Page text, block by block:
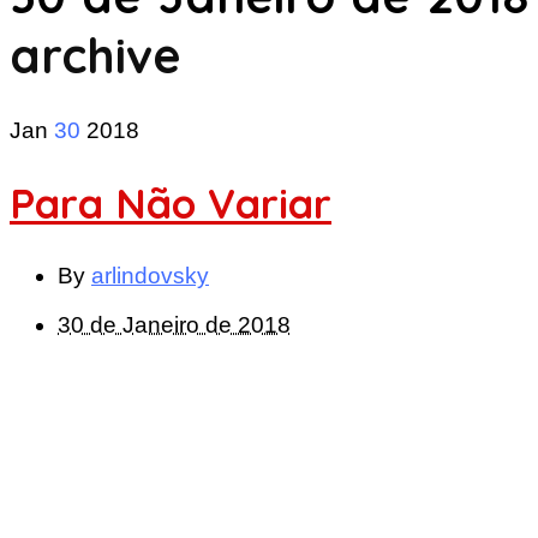
archive
Jan 30 2018
Para Não Variar
By arlindovsky
30 de Janeiro de 2018